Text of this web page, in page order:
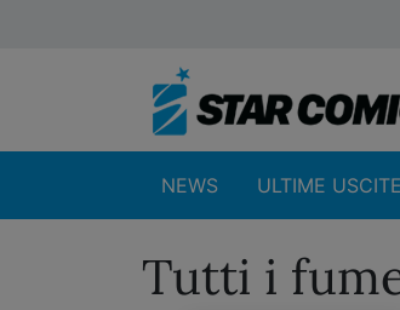
NEWS ULTIME USCITE
Tutti i